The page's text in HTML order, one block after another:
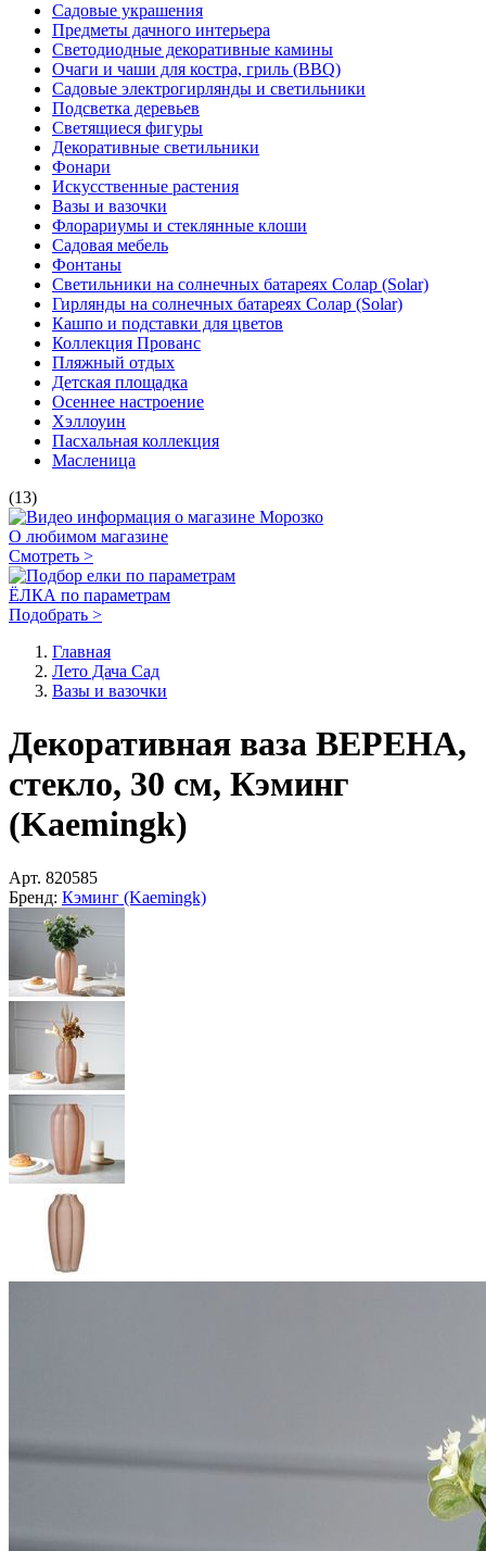
Садовые украшения
Предметы дачного интерьера
Светодиодные декоративные камины
Очаги и чаши для костра, гриль (BBQ)
Садовые электрогирлянды и светильники
Подсветка деревьев
Светящиеся фигуры
Декоративные светильники
Фонари
Искусственные растения
Вазы и вазочки
Флорариумы и стеклянные клоши
Садовая мебель
Фонтаны
Светильники на солнечных батареях Солар (Solar)
Гирлянды на солнечных батареях Солар (Solar)
Кашпо и подставки для цветов
Коллекция Прованс
Пляжный отдых
Детская площадка
Осеннее настроение
Хэллоуин
Пасхальная коллекция
Масленица
(13)
О любимом магазине
Смотреть >
ЁЛКА по параметрам
Подобрать >
Главная
Лето Дача Сад
Вазы и вазочки
Декоративная ваза ВЕРЕНА,
стекло, 30 см, Кэминг
(Kaemingk)
Арт. 820585
Бренд: Кэминг (Kaemingk)